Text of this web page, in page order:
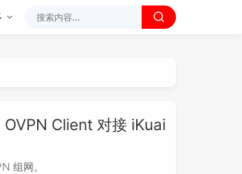
Client 对接 iKuai
组网。